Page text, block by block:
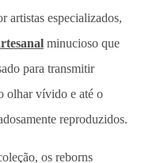
artistas especializados,
minucioso que
para transmitir
olhar vívido e até o
reproduzidos.
os reborns